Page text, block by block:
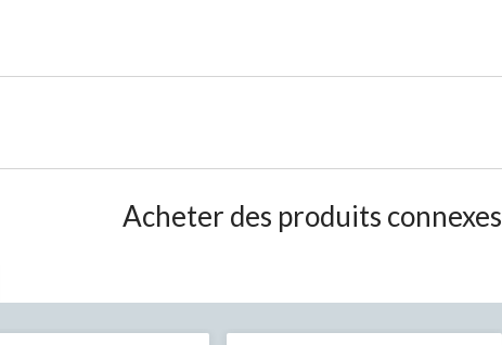
Acheter des produits connexes